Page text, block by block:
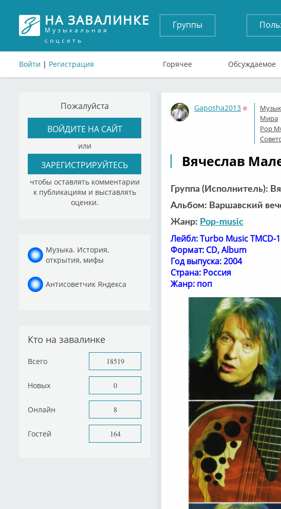
НА ЗАВАЛИНКЕ
Музыкальная
соцсеть
Войти | Регистрация
Группы
Горячее Обсуждаемое
Пожалуйста
ВОЙДИТЕ НА САЙТ
или
ЗАРЕГИСТРИРУЙТЕСЬ
чтобы оставлять комментарии
к публикациям и выставлять
оценки.
Музыка. История,
открытия, мифы
Антисоветчик Яндекса
Кто на завалинке
Всего 18519
Новых 0
Онлайн 8
Гостей 164
Gaposha2013
Оффлайн
Мира
Pop
Вячеслав
Группа (Исполнитель):
Альбом: Варшавский
Жанр: Pop-music
Лейбл: Turbo Music TMCD-
Формат: CD, Album
Год выпуска: 2004
Страна: Россия
Жанр: поп